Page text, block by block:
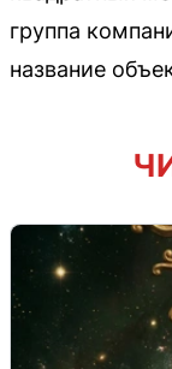
группа
название